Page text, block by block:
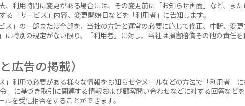
、利用時間に変更がある場合には、その変更前に「お知らせ画面」など、ま
る「サービス」内容、変更開始日などを「利用者」に告知します。
ス」の一部または全部を、当社の方針と運営の必要に応じて修正、中断、変
に特別の規定がない限り、「利用者」に対し、当社は損害賠償その他の責任を
広告の掲載）
」利用の必要がある様々な情報をお知らせやメールなどの方法で「利用者」
」に基づき取引に関連する情報および顧客問い合わせなどに対する回答など
を受信拒否をすることができます。